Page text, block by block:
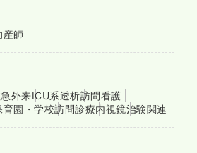
産師
外来ICU系透析訪問看護
育園・学校訪問診療内視鏡治験関連